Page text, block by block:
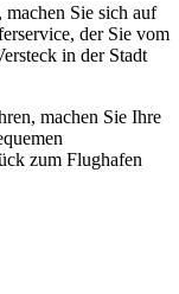
Sie sich auf
der Sie vom
in der Stadt
machen Sie Ihre
zum Flughafen